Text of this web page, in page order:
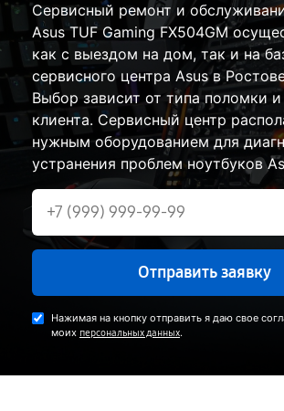
Сервисный ремонт и
Asus TUF Gaming FX504GM
как с выездом на дом, так и на
сервисного центра Asus в
Выбор зависит от типа поломки
клиента. Сервисный центр
нужным оборудованием для
устранения проблем ноутбуков
Отправить заявку
Нажимая на кнопку отправить я даю свое
моих персональных данных.